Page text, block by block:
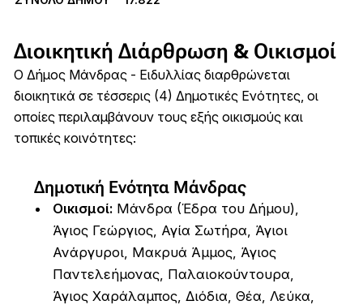
Διοικητική Διάρθρωση & Οικισμοί
Ο Δήμος Μάνδρας - Ειδυλλίας διαρθρώνεται
διοικητικά σε τέσσερις (4) Δημοτικές Ενότητες, οι
οποίες περιλαμβάνουν τους εξής οικισμούς και
τοπικές κοινότητες:
Δημοτική Ενότητα Μάνδρας
Οικισμοί: Μάνδρα (Έδρα του Δήμου),
Άγιος Γεώργιος, Αγία Σωτήρα, Άγιοι
Ανάργυροι, Μακρυά Άμμος, Άγιος
Παντελεήμονας, Παλαιοκούντουρα,
Άγιος Χαράλαμπος, Διόδια, Θέα, Λεύκα,